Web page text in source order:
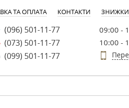
ТА ОПЛАТА КОНТАКТИ ЗНИЖКИ
(096) 501-11-77
(073) 501-11-77
(099) 501-11-77
09:00 -
10:00 -